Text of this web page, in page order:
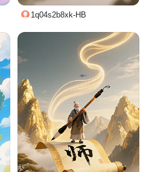
1q04s2b8xk-HB